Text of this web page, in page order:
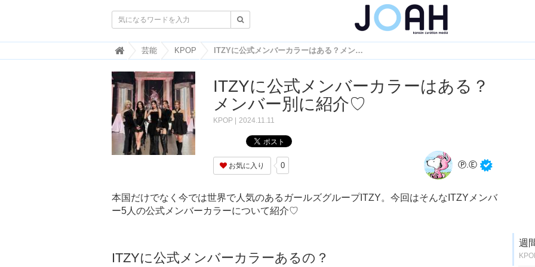
韓
国
ト
レ
ン
ド
情
報
・
韓
国
J
-
ジ
芸能 KPOP ITZYに公式メンバーカラーはある？メンバー別に紹介♡
ITZYに公式メンバーカラーはある？
メンバー別に紹介♡
KPOP 2024.11.11
お気に入り 0 Ⓟ.Ⓔ
本国だけでなく今では世界で人気のあるガールズグループITZY。今回はそんなITZYメンバ
ー5人の公式メンバーカラーについて紹介♡
ITZYに公式メンバーカラーあるの？
週